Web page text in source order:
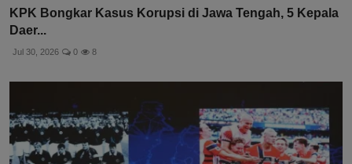
KPK Bongkar Kasus Korupsi di Jawa Tengah, 5 Kepala
Daer...
Jul 30, 2026 0 8